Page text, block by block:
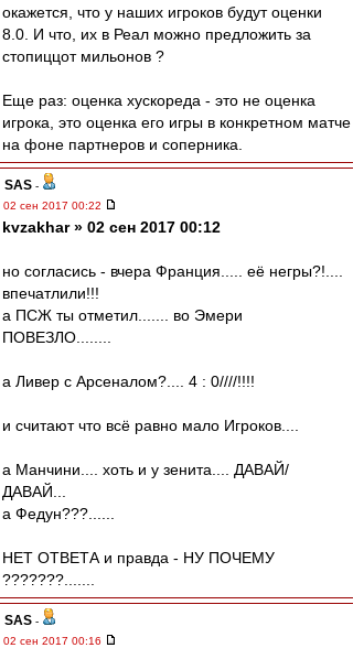
окажется, что у наших игроков будут оценки
8.0. И что, их в Реал можно предложить за
стопиццот мильонов ?
Еще раз: оценка хускореда - это не оценка
игрока, это оценка его игры в конкретном матче
на фоне партнеров и соперника.
SAS -
02 сен 2017 00:22
kvzakhar » 02 сен 2017 00:12
но согласись - вчера Франция..... её негры?!....
впечатлили!!!
а ПСЖ ты отметил....... во Эмери
ПОВЕЗЛО........
а Ливер с Арсеналом?.... 4 : 0////!!!!
и считают что всё равно мало Игроков....
а Манчини.... хоть и у зенита.... ДАВАЙ/
ДАВАЙ...
а Федун???......
НЕТ ОТВЕТА и правда - НУ ПОЧЕМУ
???????.......
SAS -
02 сен 2017 00:16